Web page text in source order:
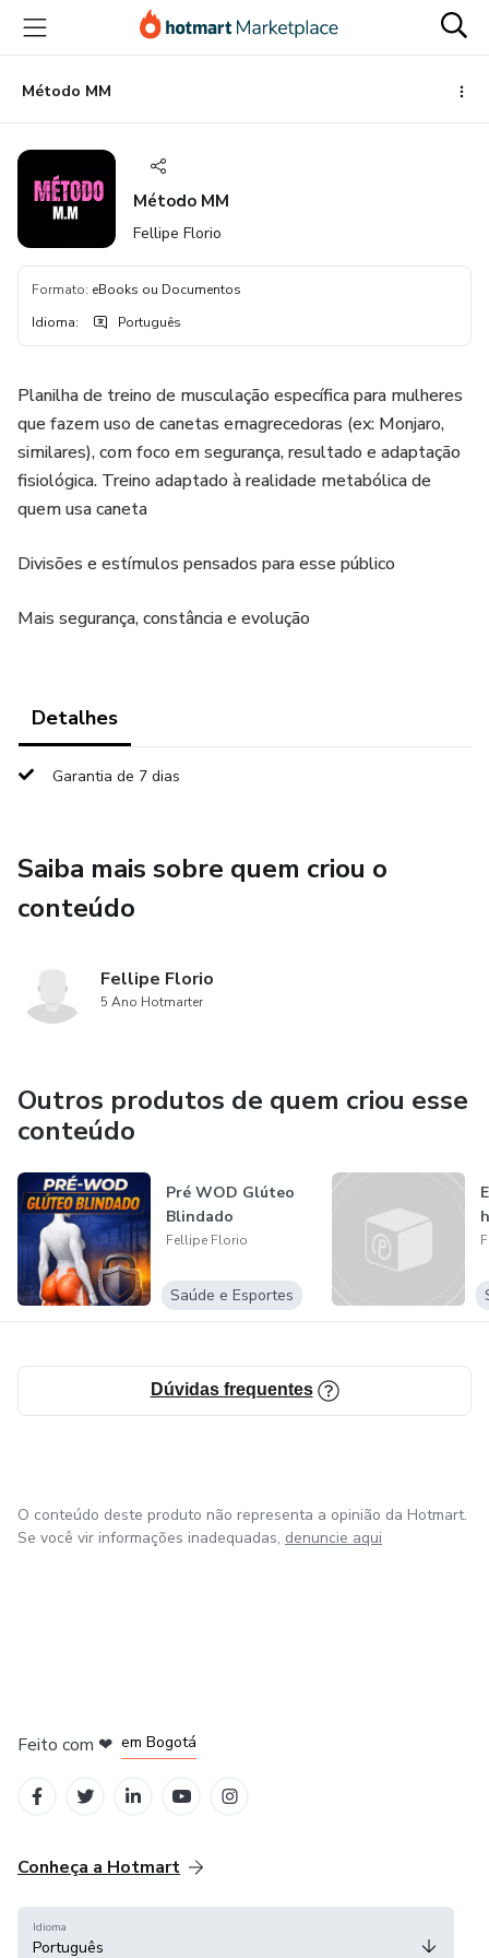
para
conteúdo
principal
para
pagamento
para
rodapéMétodo MM
Método MM
Fellipe Florio
Formato: eBooks ou Documentos
Idioma: Português
Planilha de treino de musculação específica para mulheres
que fazem uso de canetas emagrecedoras (ex: Monjaro,
similares), com foco em segurança, resultado e adaptação
fisiológica. Treino adaptado à realidade metabólica de
quem usa caneta
Divisões e estímulos pensados para esse público
Mais segurança, constância e evolução
Detalhes
Garantia de 7 dias
Saiba mais sobre quem criou o
conteúdo
Fellipe Florio
5 Ano Hotmarter
Outros produtos de quem criou esse
conteúdo
Pré WOD Glúteo
Blindado
Fellipe Florio
Saúde e Esportes
Dúvidas frequentes
O conteúdo deste produto não representa a opinião da Hotmart.
Se você vir informações inadequadas, denuncie aqui
Feito com ❤ em Bogotá
Conheça a Hotmart
Idioma
Português